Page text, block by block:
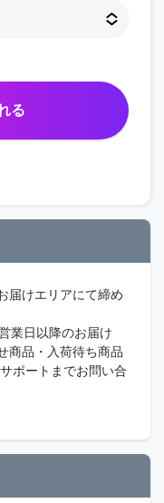
る
届けエリアにて締め
日以降のお届け
商品・入荷待ち商品
ポートまでお問い合